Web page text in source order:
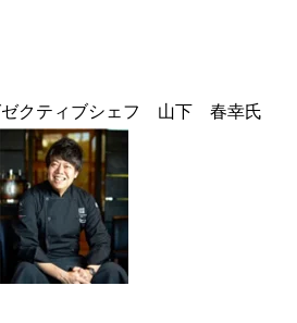
クティブシェフ 山下 春幸氏